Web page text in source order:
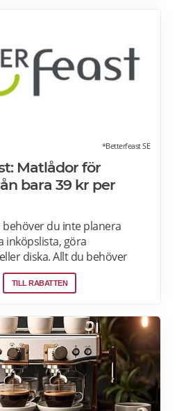
på Lidl här.
*Betterfeast SE
Matlådor för
bara 39 kr per
du inte planera
inköpslista, göra
diska. Allt du behöver
maten och så är det
Betterfeast handlar,
med omsorg av
Våra favoriträtter är
med kyckling och Tarte
fraiche, bacon och lök.
på din första matlåda
här.
TILL RABATTEN